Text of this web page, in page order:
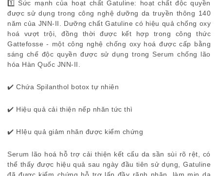
1️⃣ Sức mạnh của hoạt chất Gatuline: hoạt chất độc quyền
được sử dụng trong công nghệ dưỡng da truyền thông 140
năm của JNN-II. Dưỡng chất Gatuline có hiệu quả chống oxy
hoá vượt trội, đồng thời được kết hợp trong công thức
Gattefosse - một công nghệ chống oxy hoá được cấp bằng
sáng chế độc quyền được sử dụng trong Serum chống lão
hóa Hàn Quốc JNN-II.
✔️ Chứa Spilanthol botox tự nhiên
✔️ Hiệu quả cải thiện nếp nhăn tức thì
✔️ HIệu quả giảm nhăn được kiểm chứng
Serum lão hoá hỗ trợ cải thiện kết cấu da sần sùi rõ rệt, có
thể thấy được hiệu quả sau ngày đầu tiên sử dụng, Gatuline